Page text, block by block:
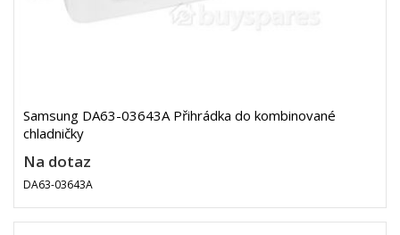
Samsung DA63-03643A Přihrádka do kombinované
chladničky
Na dotaz
DA63-03643A